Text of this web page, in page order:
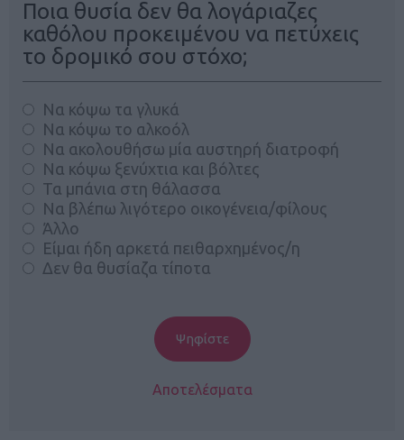
Ποια θυσία δεν θα λογάριαζες
καθόλου προκειμένου να πετύχεις
το δρομικό σου στόχο;
Να κόψω τα γλυκά
Να κόψω το αλκοόλ
Να ακολουθήσω μία αυστηρή διατροφή
Να κόψω ξενύχτια και βόλτες
Τα μπάνια στη θάλασσα
Να βλέπω λιγότερο οικογένεια/φίλους
Άλλο
Είμαι ήδη αρκετά πειθαρχημένος/η
Δεν θα θυσίαζα τίποτα
Αποτελέσματα